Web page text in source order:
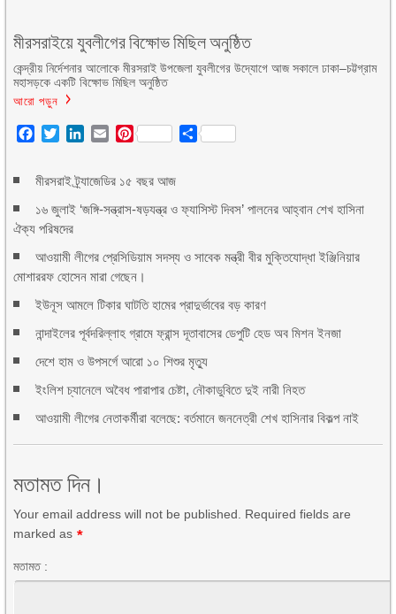
মীরসরাইয়ে যুবলীগের বিক্ষোভ মিছিল অনুষ্ঠিত
কেন্দ্রীয় নির্দেশনার আলোকে মীরসরাই উপজেলা যুবলীগের উদ্যোগে আজ সকালে ঢাকা–চট্টগ্রাম
মহাসড়কে একটি বিক্ষোভ মিছিল অনুষ্ঠিত
আরো পড়ুন
Facebook
TwitterLinkedIn
EmailPinterest Share
মীরসরাই ট্র্যাজেডির ১৫ বছর আজ
১৬ জুলাই ‘জঙ্গি-সন্ত্রাস-ষড়যন্ত্র ও ফ্যাসিস্ট দিবস’ পালনের আহ্বান শেখ হাসিনা
ঐক্য পরিষদের
আওয়ামী লীগের প্রেসিডিয়াম সদস্য ও সাবেক মন্ত্রী বীর মুক্তিযোদ্ধা ইঞ্জিনিয়ার
মোশাররফ হোসেন মারা গেছেন।
ইউনূস আমলে টিকার ঘাটতি হামের প্রাদুর্ভাবের বড় কারণ
নান্দাইলের পূর্বদরিল্লাহ গ্রামে ফ্রান্স দূতাবাসের ডেপুটি হেড অব মিশন ইনজা
দেশে হাম ও উপসর্গে আরো ১০ শিশুর মৃত্যু
ইংলিশ চ্যানেলে অবৈধ পারাপার চেষ্টা, নৌকাডুবিতে দুই নারী নিহত
আওয়ামী লীগের নেতাকর্মীরা বলেছে: বর্তমানে জননেত্রী শেখ হাসিনার বিকল্প নাই
মতামত দিন।
Your email address will not be published. Required fields are
marked as *
মতামত :